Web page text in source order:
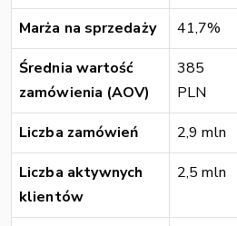
Marża na sprzedaży 41,7%
Średnia wartość
zamówienia (AOV)
385
PLN
Liczba zamówień 2,9 mln
Liczba aktywnych
klientów
2,5 mln